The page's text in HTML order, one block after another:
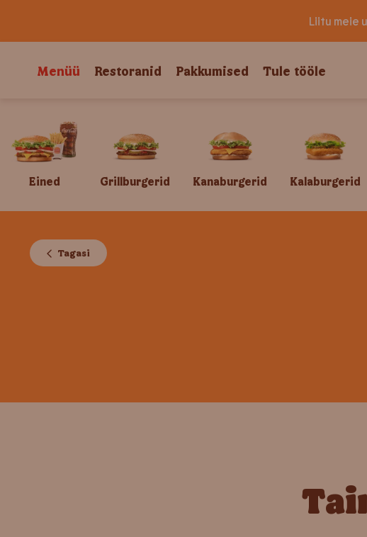
Liitu meie
Menüü Restoranid Pakkumised Tule tööle
Eined Grillburgerid Kanaburgerid Kalaburgerid
Tagasi